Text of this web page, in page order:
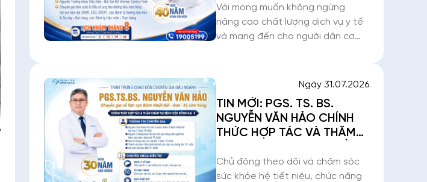
CHUYÊN GIA BỆNH LÝ
ĐƯỜNG TIÊU HÓA
Với mong muốn không ngừng
nâng cao chất lượng dịch vụ y tế
và mang đến cho người dân cơ
Đồng Nai -2 trân trọng thông
Ngày 31.07.2026
TIN MỚI: PGS. TS. BS.
NGUYỄN VĂN HẢO CHÍNH
THỨC HỢP TÁC VÀ THĂM
NAI -2
Chủ động theo dõi và chăm sóc
sức khỏe hệ tiết niệu, chức năng